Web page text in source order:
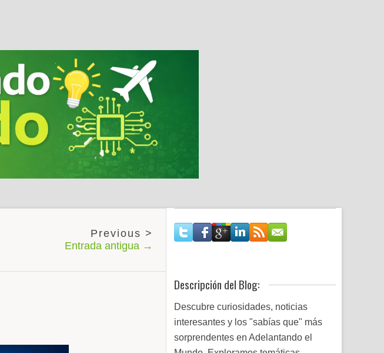
Entrada antigua →
Descripción del Blog:
Descubre curiosidades, noticias
interesantes y los "sabías que" más
sorprendentes en Adelantando el